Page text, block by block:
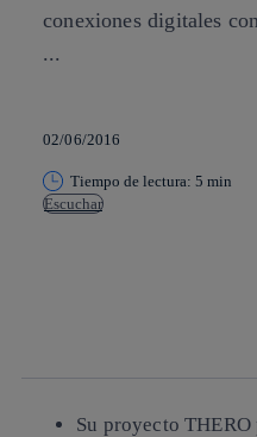
conexiones digitales
...
02/06/2016
Tiempo de lectura: 5 min
Escuchar
Su proyecto